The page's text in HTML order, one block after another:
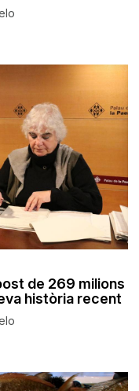
de 269 milions
història recent